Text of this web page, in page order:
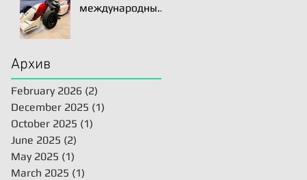
международный
событий года для
профессионально
го сообщества
травматологов-
спортивной
Архив
February 2026 (2)
December 2025 (1)
October 2025 (1)
June 2025 (2)
May 2025 (1)
March 2025 (1)